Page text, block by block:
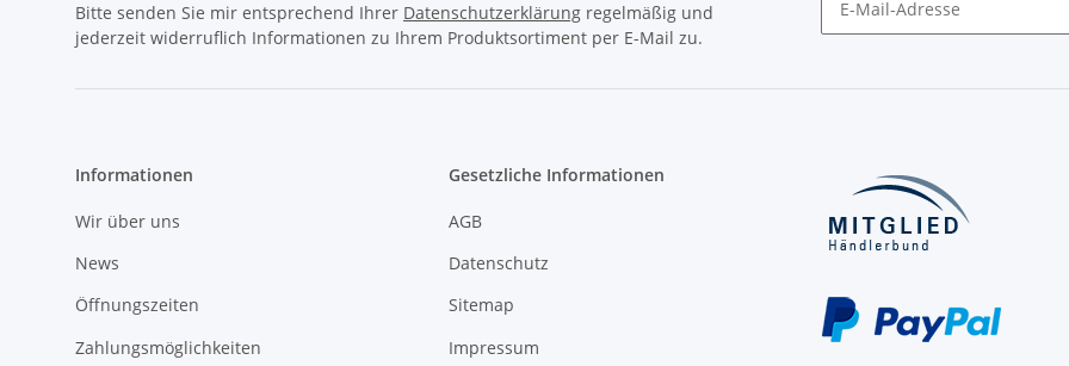
Bitte senden Sie mir entsprechend Ihrer Datenschutzerklärung regelmäßig und
jederzeit widerruflich Informationen zu Ihrem Produktsortiment per E-Mail zu.
Informationen
Wir über uns
News
Öffnungszeiten
Zahlungsmöglichkeiten
Gesetzliche Informationen
AGB
Datenschutz
Sitemap
Impressum